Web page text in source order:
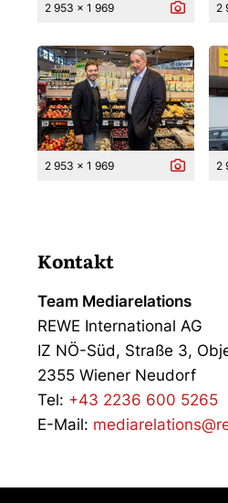
2 953 x 1 969 2
2 953 x 1 969 2
Kontakt
Team Mediarelations
REWE International AG
IZ NÖ-Süd, Straße 3,
2355 Wiener Neudorf
Tel: +43 2236 600 5265
E-Mail: